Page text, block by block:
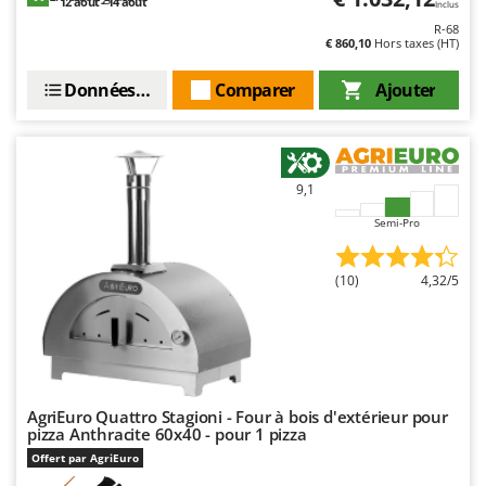
New O.M.R.A.
Ninja
NuovaFac
Officine Savioli
Oliviero
Olix
OMA
Ompagrill
Ooni
Inclus
R-68
€ 860,10 Hors taxes (HT)
Ajouter
Comparer
Données techniques
9,1
Semi-Pro
(10) 4,32/5
AgriEuro Quattro Stagioni - Four à bois d'extérieur pour
pizza Anthracite 60x40 - pour 1 pizza
Offert par AgriEuro